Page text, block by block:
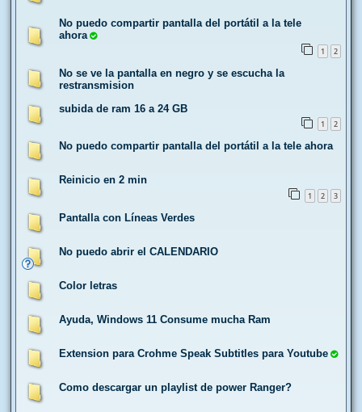
No puedo compartir pantalla del portátil a la tele
ahora
1 2
No se ve la pantalla en negro y se escucha la
restransmision
subida de ram 16 a 24 GB
1 2
No puedo compartir pantalla del portátil a la tele ahora
Reinicio en 2 min
1 2 3
Pantalla con Líneas Verdes
No puedo abrir el CALENDARIO
Color letras
Ayuda, Windows 11 Consume mucha Ram
Extension para Crohme Speak Subtitles para Youtube
Como descargar un playlist de power Ranger?